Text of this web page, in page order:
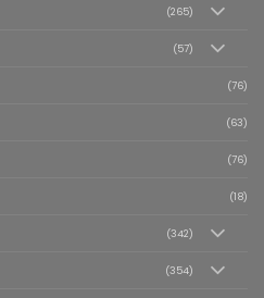
(265)
(57)
(76)
(63)
(76)
(18)
(342)
(354)